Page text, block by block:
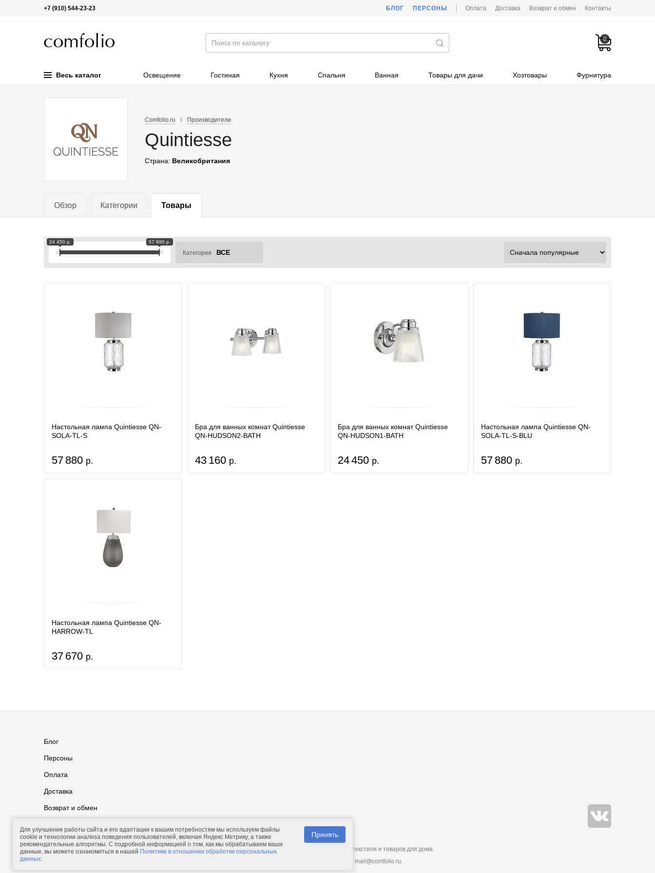
+7 (910) 544-23-23 БЛОГ ПЕРСОНЫ Оплата Доставка Возврат и обмен Контакты
0
Весь каталог Освещение Гостиная Кухня Спальня Ванная Товары для дачи Хозтовары Фурнитура
Comfolio.ru Производители
Quintiesse
Страна: Великобритания
Обзор Категории Товары
24 450 р. 57 880 р.
Категория ВСЕ
Настольная лампа Quintiesse QN-
SOLA-TL-S
57 880 р.
Бра для ванных комнат Quintiesse
QN-HUDSON2-BATH
43 160 р.
Бра для ванных комнат Quintiesse
QN-HUDSON1-BATH
24 450 р.
Настольная лампа Quintiesse QN-
SOLA-TL-S-BLU
57 880 р.
Настольная лампа Quintiesse QN-
HARROW-TL
37 670 р.
Блог
Персоны
Оплата
Доставка
Возврат и обмен
© 2011-2026.Comfolio.ru
— интернет-магазин текстиля и товаров для дома.
mail@comfolio.ru.
Для улучшения работы сайта и его адаптации к вашим потребностям мы используем файлы
cookie и технологии анализа поведения пользователей, включая Яндекс Метрику, а также
рекомендательные алгоритмы. С подробной информацией о том, как мы обрабатываем ваши
данные, вы можете ознакомиться в нашей Политике в отношении обработки персональных
данных.
Принять